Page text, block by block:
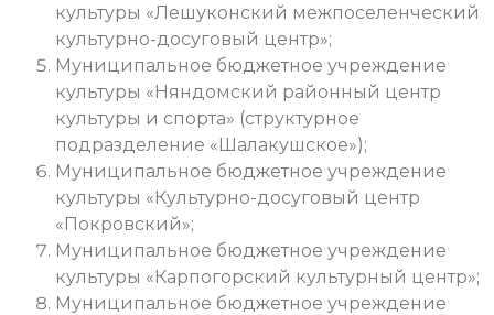
культуры «Лешуконский межпоселенческий
культурно-досуговый центр»;
Муниципальное бюджетное учреждение
культуры «Няндомский районный центр
культуры и спорта» (структурное
подразделение «Шалакушское»);
Муниципальное бюджетное учреждение
культуры «Культурно-досуговый центр
«Покровский»;
Муниципальное бюджетное учреждение
культуры «Карпогорский культурный центр»;
Муниципальное бюджетное учреждение